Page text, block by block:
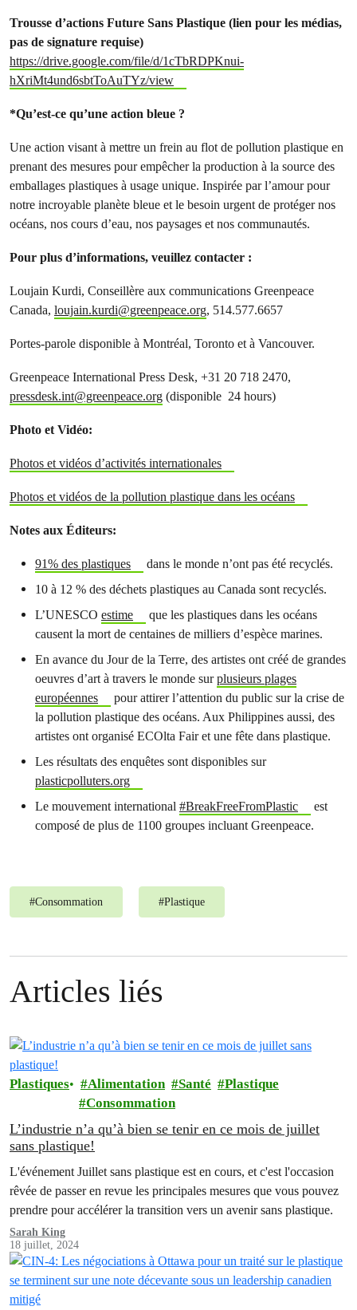
Trousse d’actions Future Sans Plastique (lien pour les médias,
pas de signature requise)
https://drive.google.com/file/d/1cTbRDPKnui-
hXriMt4und6sbtToAuTYz/view
*Qu’est-ce qu’une action bleue ?
Une action visant à mettre un frein au flot de pollution plastique en
prenant des mesures pour empêcher la production à la source des
emballages plastiques à usage unique. Inspirée par l’amour pour
notre incroyable planète bleue et le besoin urgent de protéger nos
océans, nos cours d’eau, nos paysages et nos communautés.
Pour plus d’informations, veuillez contacter :
Loujain Kurdi, Conseillère aux communications Greenpeace
Canada, loujain.kurdi@greenpeace.org, 514.577.6657
Portes-parole disponible à Montréal, Toronto et à Vancouver.
Greenpeace International Press Desk, +31 20 718 2470,
pressdesk.int@greenpeace.org (disponible 24 hours)
Photo et Vidéo:
Photos et vidéos d’activités internationales
Photos et vidéos de la pollution plastique dans les océans
Notes aux Éditeurs:
91% des plastiques
dans le monde n’ont pas été recyclés.
10 à 12 % des déchets plastiques au Canada sont recyclés.
L’UNESCO estime
que les plastiques dans les océans
causent la mort de centaines de milliers d’espèce marines.
En avance du Jour de la Terre, des artistes ont créé de grandes
oeuvres d’art à travers le monde surplusieurs plages
européennes
pour attirer l’attention du public sur la crise de
la pollution plastique des océans. Aux Philippines aussi, des
artistes ont organisé ECOlta Fair et une fête dans plastique.
Les résultats des enquêtes sont disponibles sur
plasticpolluters.org
Le mouvement international #BreakFreeFromPlastic
est
composé de plus de 1100 groupes incluant Greenpeace.
#Consommation #Plastique
Articles liés
Plastiques Alimentation Santé
Plastique
Consommation
L’industrie n’a qu’à bien se tenir en ce mois de juillet
sans plastique!
L'événement Juillet sans plastique est en cours, et c'est l'occasion
rêvée de passer en revue les principales mesures que vous pouvez
prendre pour accélérer la transition vers un avenir sans plastique.
Sarah King
18 juillet, 2024